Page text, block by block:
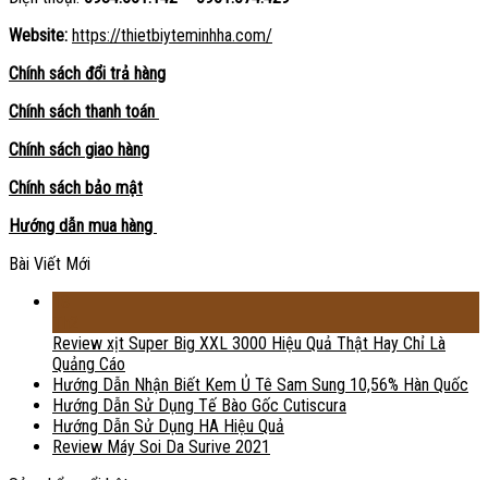
Website: https://thietbiyteminhha.com/
Chính sách đổi trả hàng
Chính sách thanh toán
Chính sách giao hàng
Chính sách bảo mật
Hướng dẫn mua hàng
Bài Viết Mới
Review xịt Super Big XXL 3000 Hiệu Quả Thật Hay Chỉ Là
Quảng Cáo
Hướng Dẫn Nhận Biết Kem Ủ Tê Sam Sung 10,56% Hàn Quốc
Hướng Dẫn Sử Dụng Tế Bào Gốc Cutiscura
Hướng Dẫn Sử Dụng HA Hiệu Quả
Review Máy Soi Da Surive 2021